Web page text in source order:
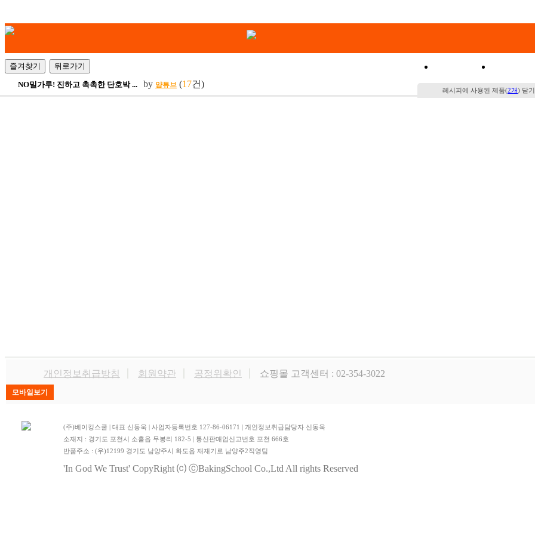
NO밀가루! 진하고 촉촉한 단호박 ... by 얌튜브 (17건)
레시피에 사용된 제품(2개) 닫
개인정보취급방침 회원약관 공정위확인 쇼핑몰 고객센터 : 02-354-3022
(주)베이킹스쿨 | 대표 신동욱 | 사업자등록번호 127-86-06171 | 개인정보취급담당자 신동욱
소재지 : 경기도 포천시 소흘읍 무봉리 182-5 | 통신판매업신고번호 포천 666호
반품주소 : (우)12199 경기도 남양주시 화도읍 재재기로 남양주2직영팀
'In God We Trust' CopyRight ⒞ ⓒBakingSchool Co.,Ltd All rights Reserved